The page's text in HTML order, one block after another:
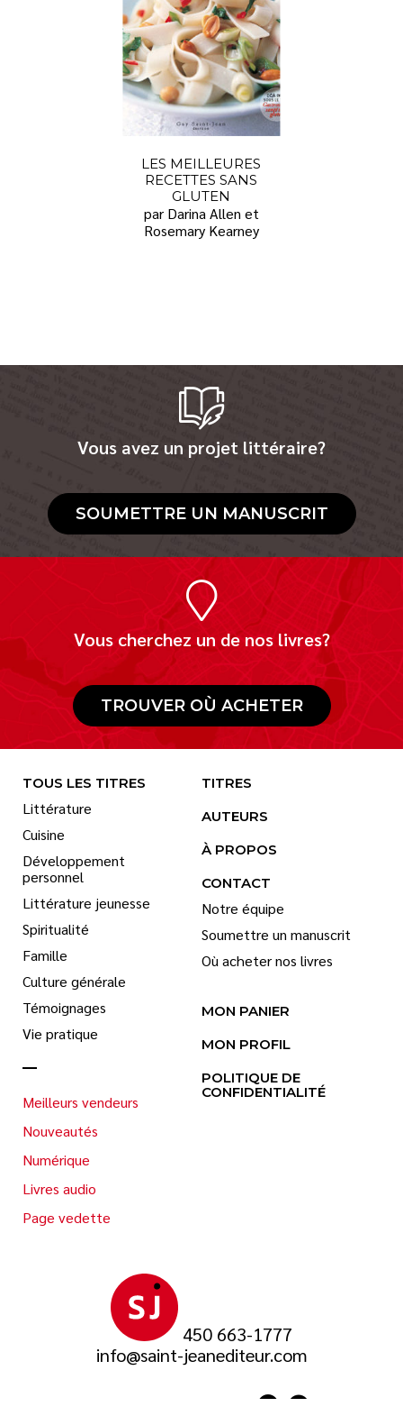
LES MEILLEURES
RECETTES SANS
GLUTEN
par Darina Allen et
Rosemary Kearney
Vous avez un projet littéraire?
SOUMETTRE UN MANUSCRIT
Vous cherchez un de nos livres?
TROUVER OÙ ACHETER
450 663-1777
info@saint-jeanediteur.com
TOUS LES TITRES
Littérature
Cuisine
Développement
personnel
Littérature jeunesse
Spiritualité
Famille
Culture générale
Témoignages
Vie pratique
Meilleurs vendeurs
Nouveautés
Numérique
Livres audio
Page vedette
TITRES
AUTEURS
À PROPOS
CONTACT
Notre équipe
Soumettre un manuscrit
Où acheter nos livres
MON PANIER
MON PROFIL
POLITIQUE DE
CONFIDENTIALITÉ